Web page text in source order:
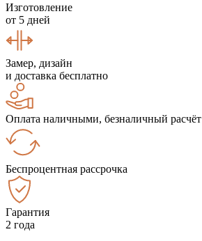
Изготовление
от 5 дней
Замер, дизайн
и доставка бесплатно
Оплата наличными, безналичный расчёт
Беспроцентная рассрочка
Гарантия
2 года